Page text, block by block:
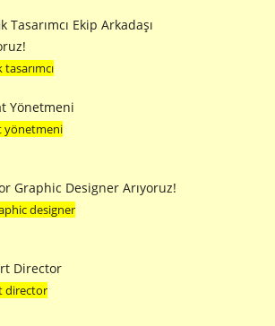
Tasarımcı Ekip Arkadaşı
Yönetmeni
yönetmeni
Graphic Designer Arıyoruz!
designer
Director
director